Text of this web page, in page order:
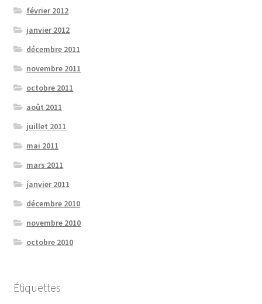
février 2012
janvier 2012
décembre 2011
novembre 2011
octobre 2011
août 2011
juillet 2011
mai 2011
mars 2011
janvier 2011
décembre 2010
novembre 2010
octobre 2010
Étiquettes